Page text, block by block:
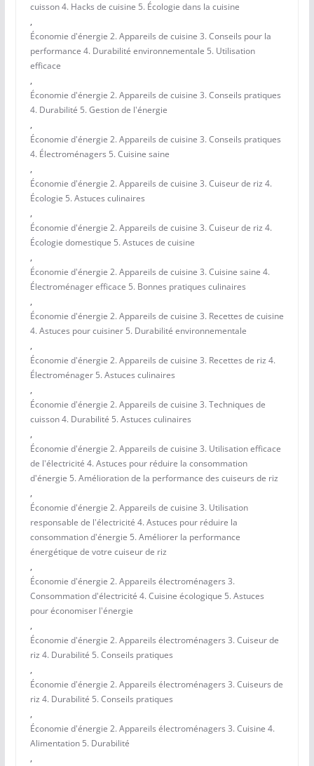
cuisson 4. Hacks de cuisine 5. Écologie dans la cuisine
,
Économie d'énergie 2. Appareils de cuisine 3. Conseils pour la
performance 4. Durabilité environnementale 5. Utilisation
efficace
,
Économie d'énergie 2. Appareils de cuisine 3. Conseils pratiques
4. Durabilité 5. Gestion de l'énergie
,
Économie d'énergie 2. Appareils de cuisine 3. Conseils pratiques
4. Électroménagers 5. Cuisine saine
,
Économie d'énergie 2. Appareils de cuisine 3. Cuiseur de riz 4.
Écologie 5. Astuces culinaires
,
Économie d'énergie 2. Appareils de cuisine 3. Cuiseur de riz 4.
Écologie domestique 5. Astuces de cuisine
,
Économie d'énergie 2. Appareils de cuisine 3. Cuisine saine 4.
Électroménager efficace 5. Bonnes pratiques culinaires
,
Économie d'énergie 2. Appareils de cuisine 3. Recettes de cuisine
4. Astuces pour cuisiner 5. Durabilité environnementale
,
Économie d'énergie 2. Appareils de cuisine 3. Recettes de riz 4.
Électroménager 5. Astuces culinaires
,
Économie d'énergie 2. Appareils de cuisine 3. Techniques de
cuisson 4. Durabilité 5. Astuces culinaires
,
Économie d'énergie 2. Appareils de cuisine 3. Utilisation efficace
de l'électricité 4. Astuces pour réduire la consommation
d'énergie 5. Amélioration de la performance des cuiseurs de riz
,
Économie d'énergie 2. Appareils de cuisine 3. Utilisation
responsable de l'électricité 4. Astuces pour réduire la
consommation d'énergie 5. Améliorer la performance
énergétique de votre cuiseur de riz
,
Économie d'énergie 2. Appareils électroménagers 3.
Consommation d'électricité 4. Cuisine écologique 5. Astuces
pour économiser l'énergie
,
Économie d'énergie 2. Appareils électroménagers 3. Cuiseur de
riz 4. Durabilité 5. Conseils pratiques
,
Économie d'énergie 2. Appareils électroménagers 3. Cuiseurs de
riz 4. Durabilité 5. Conseils pratiques
,
Économie d'énergie 2. Appareils électroménagers 3. Cuisine 4.
Alimentation 5. Durabilité
,